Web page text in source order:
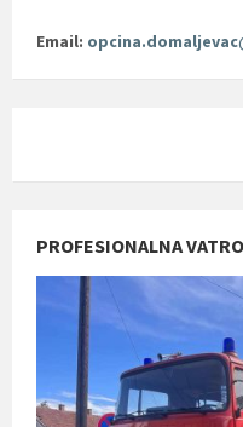
Email:
PROFESIONALNA